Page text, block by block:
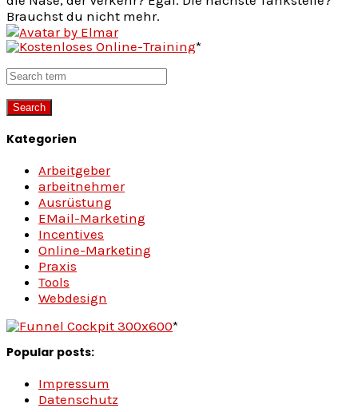
Brauchst du nicht mehr.
by Elmar
*
Kategorien
Arbeitgeber
arbeitnehmer
Ausrüstung
EMail-Marketing
Incentives
Online-Marketing
Praxis
Tools
Webdesign
*
Popular posts:
Impressum
Datenschutz